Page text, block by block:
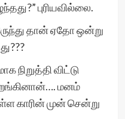
புரியவில்லை.
தான் ஏதோ ஒன்று
நிறுத்தி விட்டு
மனம்
முன் சென்று